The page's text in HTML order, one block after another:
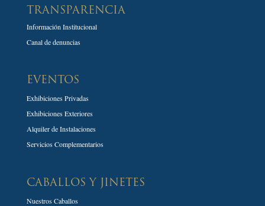
TRANSPARENCIA
Información Institucional
Canal de denuncias
EVENTOS
Exhibiciones Privadas
Exhibiciones Exteriores
Alquiler de Instalaciones
Servicios Complementarios
CABALLOS Y JINETES
Nuestros Caballos